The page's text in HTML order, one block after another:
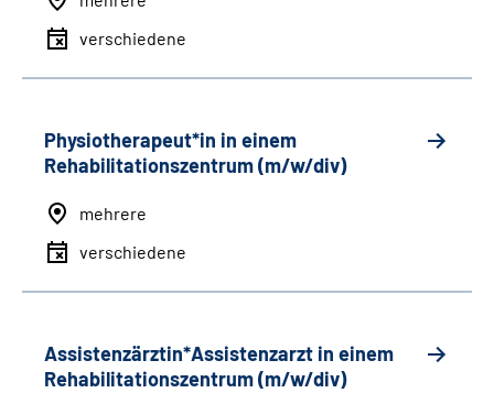
verschiedene
Physiotherapeut*in in einem
Rehabilitationszentrum (m/w/div)
mehrere
verschiedene
Assistenzärztin*Assistenzarzt in einem
Rehabilitationszentrum (m/w/div)